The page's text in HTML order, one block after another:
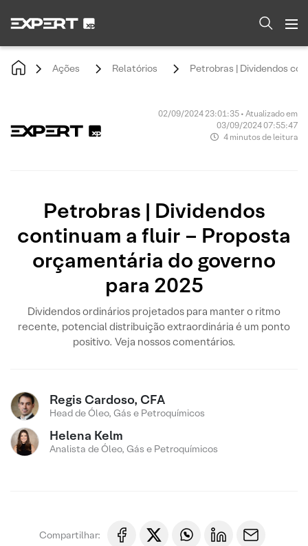
Ações Relatórios Petrobras | Dividendos
02/09/2024 23:01:35 • Atualizado em
03/09/2024 07:55:47
4 minutos de leitura
Petrobras | Dividendos
continuam a fluir – Proposta
orçamentária do governo
para 2025
Dividendos ordinários projetados para manter o ritmo
recente, potencial distribuição extraordinária é um ponto
positivo. Veja nossos comentários.
Regis Cardoso, CFA
Head de Óleo, Gás e Petroquímicos
Helena Kelm
Analista de Óleo, Gás e Petroquímicos
Compartilhar: